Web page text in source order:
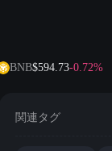
BNB$594.73-0.72%
関連タグ